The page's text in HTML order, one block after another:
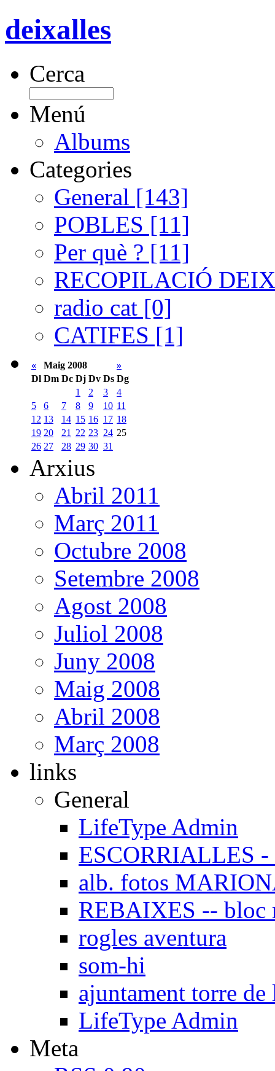
deixalles
Cerca
Menú
Albums
Categories
General [143]
POBLES [11]
Per què ? [11]
RECOPILACIÓ
radio cat [0]
CATIFES [1]
« Maig 2008
»
Dl Dm Dc Dj Dv Ds Dg
1
2 3
4
5
6 7 8 9 10 11
12 13 14 15 16 17 18
19 20 21 22 23 24 25
26 27 28 29 30 31
Arxius
Abril 2011
Març 2011
Octubre 2008
Setembre 2008
Agost 2008
Juliol 2008
Juny 2008
Maig 2008
Abril 2008
Març 2008
links
General
LifeType Admin
ESCORRIALLES -
alb. fotos
REBAIXES -- bloc
rogles aventura
som-hi
ajuntament torre de
LifeType Admin
Meta